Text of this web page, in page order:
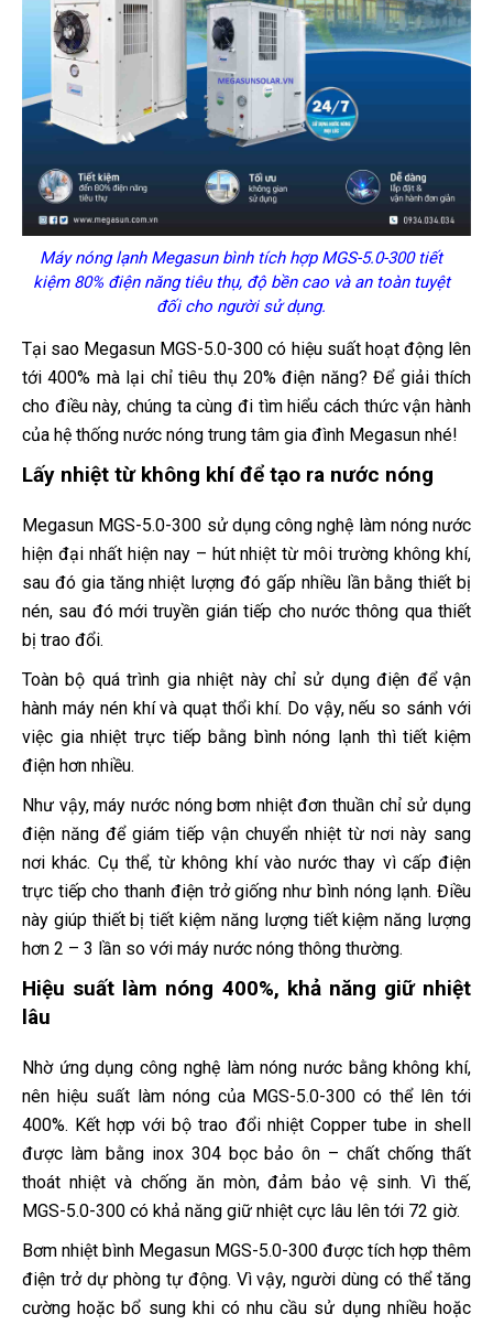
Máy nóng lạnh Megasun bình tích hợp MGS-5.0-300 tiết
kiệm 80% điện năng tiêu thụ, độ bền cao và an toàn tuyệt
đối cho người sử dụng.
Tại sao Megasun MGS-5.0-300 có hiệu suất hoạt động lên
tới 400% mà lại chỉ tiêu thụ 20% điện năng? Để giải thích
cho điều này, chúng ta cùng đi tìm hiểu cách thức vận hành
của hệ thống nước nóng trung tâm gia đình Megasun nhé!
Lấy nhiệt từ không khí để tạo ra nước nóng
Megasun MGS-5.0-300 sử dụng công nghệ làm nóng nước
hiện đại nhất hiện nay – hút nhiệt từ môi trường không khí,
sau đó gia tăng nhiệt lượng đó gấp nhiều lần bằng thiết bị
nén, sau đó mới truyền gián tiếp cho nước thông qua thiết
bị trao đổi.
Toàn bộ quá trình gia nhiệt này chỉ sử dụng điện để vận
hành máy nén khí và quạt thổi khí. Do vậy, nếu so sánh với
việc gia nhiệt trực tiếp bằng bình nóng lạnh thì tiết kiệm
điện hơn nhiều.
Như vậy, máy nước nóng bơm nhiệt đơn thuần chỉ sử dụng
điện năng để giám tiếp vận chuyển nhiệt từ nơi này sang
nơi khác. Cụ thể, từ không khí vào nước thay vì cấp điện
trực tiếp cho thanh điện trở giống như bình nóng lạnh. Điều
này giúp thiết bị tiết kiệm năng lượng tiết kiệm năng lượng
hơn 2 – 3 lần so với máy nước nóng thông thường.
Hiệu suất làm nóng 400%, khả năng giữ nhiệt
lâu
Nhờ ứng dụng công nghệ làm nóng nước bằng không khí,
nên hiệu suất làm nóng của MGS-5.0-300 có thể lên tới
400%. Kết hợp với bộ trao đổi nhiệt Copper tube in shell
được làm bằng inox 304 bọc bảo ôn – chất chống thất
thoát nhiệt và chống ăn mòn, đảm bảo vệ sinh. Vì thế,
MGS-5.0-300 có khả năng giữ nhiệt cực lâu lên tới 72 giờ.
Bơm nhiệt bình Megasun MGS-5.0-300 được tích hợp thêm
điện trở dự phòng tự động. Vì vậy, người dùng có thể tăng
cường hoặc bổ sung khi có nhu cầu sử dụng nhiều hoặc